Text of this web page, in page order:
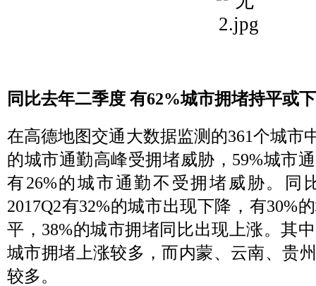
同比去年二季度 有62%城市拥堵持平或
在高德地图交通大数据监测的361个城市
的城市通勤高峰受拥堵威胁，59%城市
有26%的城市通勤不受拥堵威胁。同
2017Q2有32%的城市出现下降，有30%
平，38%的城市拥堵同比出现上涨。其
城市拥堵上涨较多，而内蒙、云南、贵
较多。